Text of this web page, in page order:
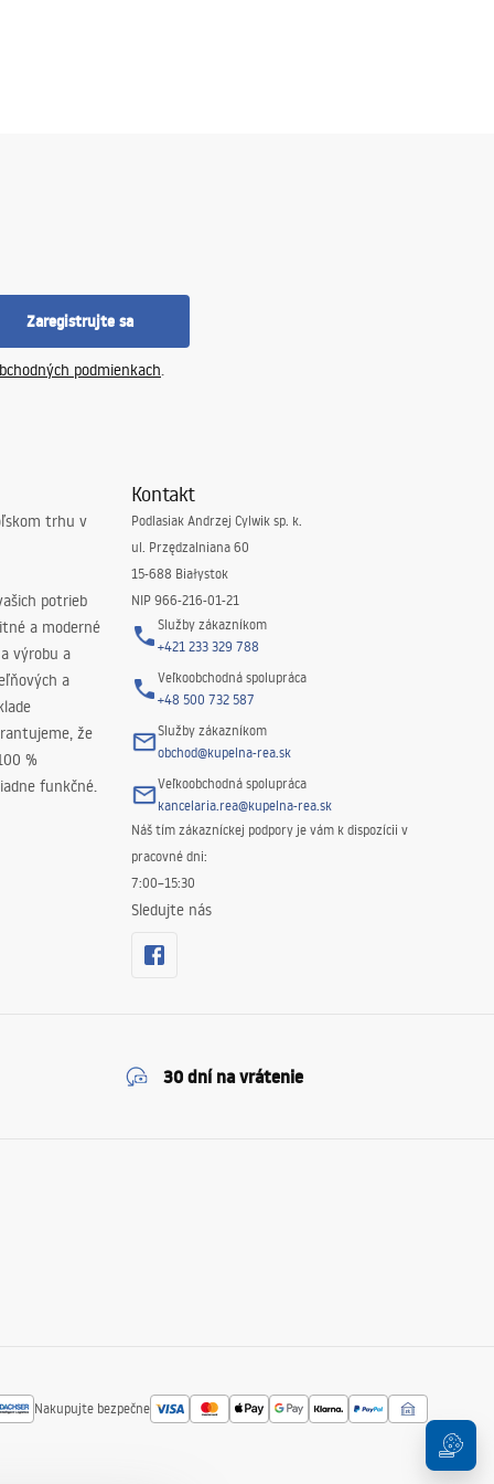
Zaregistrujte sa
podmienkach.
trhu v
potrieb
a moderné
výrobu a
a
že
%
funkčné.
Kontakt
Podlasiak Andrzej Cylwik sp. k.
ul. Przędzalniana 60
15-688 Białystok
NIP 966-216-01-21
Služby zákazníkom
+421 233 329 788
Veľkoobchodná spolupráca
+48 500 732 587
Služby zákazníkom
obchod@kupelna-rea.sk
Veľkoobchodná spolupráca
kancelaria.rea@kupelna-rea.sk
Náš tím zákazníckej podpory je vám k dispozícii v
pracovné dni:
7:00–15:30
Sledujte nás
30 dní na vrátenie
Nakupujte bezpečne